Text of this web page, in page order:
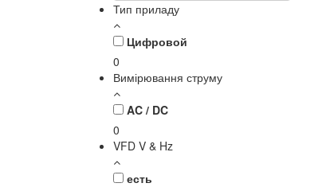
Тип приладу
Цифровой
0
Вимірювання струму
AC / DC
0
VFD V & Hz
есть